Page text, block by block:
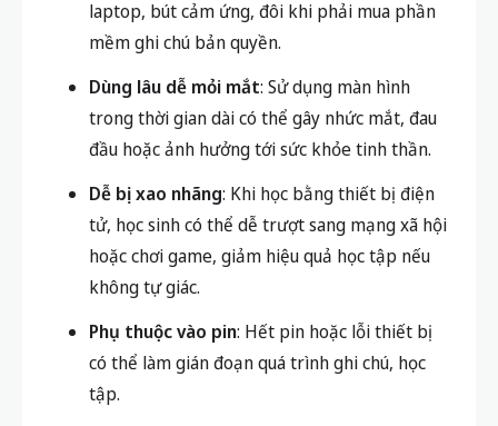
Chi phí thiết bị cao: Cần trang bị tablet,
laptop, bút cảm ứng, đôi khi phải mua phần
Dùng lâu dễ mỏi mắt: Sử dụng màn hình
trong thời gian dài có thể gây nhức mắt, đau